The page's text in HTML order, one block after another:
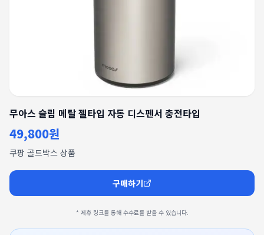
무아스 슬림 메탈 젤타입 자동 디스펜서 충전타입
49,800원
쿠팡 골드박스 상품
구매하기
* 제휴 링크를 통해 수수료를 받을 수 있습니다.